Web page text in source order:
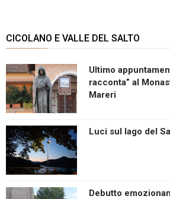
CICOLANO E VALLE DEL SALTO
Ultimo
racconta” al
Mareri
Luci sul lago del
Debutto